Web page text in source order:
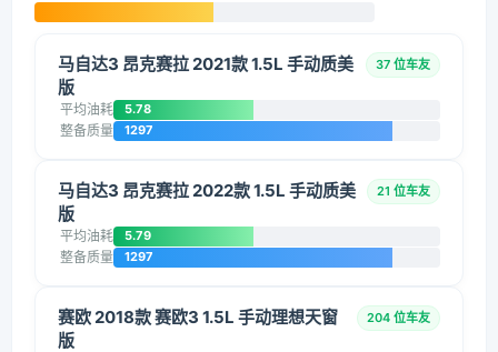
马自达3 昂克赛拉 2021款 1.5L 手动质美
版
37 位车友
平均油耗 5.78
整备质量 1297
马自达3 昂克赛拉 2022款 1.5L 手动质美
版
21 位车友
平均油耗 5.79
整备质量 1297
赛欧 2018款 赛欧3 1.5L 手动理想天窗
版
204 位车友